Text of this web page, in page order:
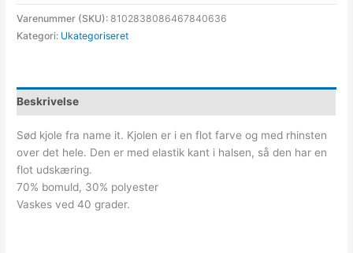
Varenummer (SKU):8102838086467840636
Kategori: Ukategoriseret
Beskrivelse
Sød kjole fra name it. Kjolen er i en flot farve og med rhinsten
over det hele. Den er med elastik kant i halsen, så den har en
flot udskæring.
70% bomuld, 30% polyester
Vaskes ved 40 grader.